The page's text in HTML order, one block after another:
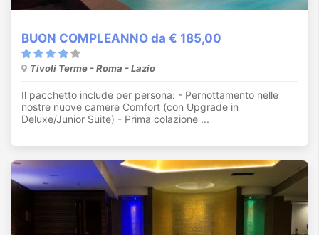
BUON COMPLEANNO da € 185,00
Tivoli Terme - Roma - Lazio
Il pacchetto include per persona: - Pernottamento nelle
nostre nuove camere Comfort (con Upgrade in
Deluxe/Junior Suite) - Prima colazione ...